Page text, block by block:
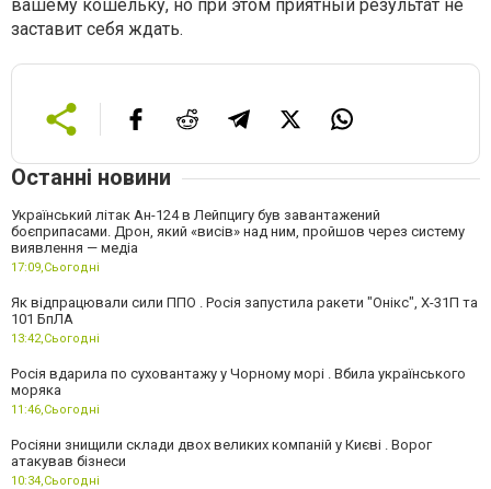
вашему кошельку, но при этом приятный результат не
заставит себя ждать.
Останні новини
Український літак Ан-124 в Лейпцигу був завантажений
боєприпасами. Дрон, який «висів» над ним, пройшов через систему
виявлення — медіа
17:09,Сьогодні
Як відпрацювали сили ППО . Росія запустила ракети "Онікс", Х-31П та
101 БпЛА
13:42,Сьогодні
Росія вдарила по суховантажу у Чорному морі . Вбила українського
моряка
11:46,Сьогодні
Росіяни знищили склади двох великих компаній у Києві . Ворог
атакував бізнеси
10:34,Сьогодні